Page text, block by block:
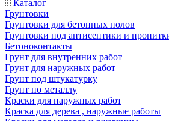
Каталог
Грунтовки
Грунтовки для бетонных полов
Грунтовки под антисептики и
Бетоноконтакты
Грунт для внутренних работ
Грунт для наружных работ
Грунт под штукатурку
Грунт по металлу
Краски для наружных работ
Краска для дерева , наружные работы